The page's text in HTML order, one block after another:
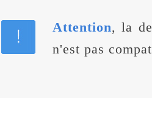
Attention, la
n'est pas